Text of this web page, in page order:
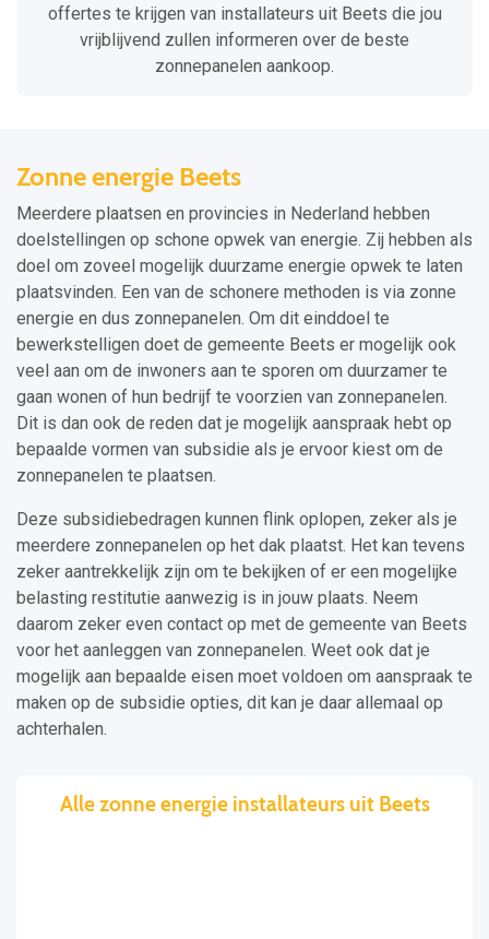
offertes te krijgen van installateurs uit Beets die jou
vrijblijvend zullen informeren over de beste
zonnepanelen aankoop.
Zonne energie Beets
Meerdere plaatsen en provincies in Nederland hebben
doelstellingen op schone opwek van energie. Zij hebben als
doel om zoveel mogelijk duurzame energie opwek te laten
plaatsvinden. Een van de schonere methoden is via zonne
energie en dus zonnepanelen. Om dit einddoel te
bewerkstelligen doet de gemeente Beets er mogelijk ook
veel aan om de inwoners aan te sporen om duurzamer te
gaan wonen of hun bedrijf te voorzien van zonnepanelen.
Dit is dan ook de reden dat je mogelijk aanspraak hebt op
bepaalde vormen van subsidie als je ervoor kiest om de
zonnepanelen te plaatsen.
Deze subsidiebedragen kunnen flink oplopen, zeker als je
meerdere zonnepanelen op het dak plaatst. Het kan tevens
zeker aantrekkelijk zijn om te bekijken of er een mogelijke
belasting restitutie aanwezig is in jouw plaats. Neem
daarom zeker even contact op met de gemeente van Beets
voor het aanleggen van zonnepanelen. Weet ook dat je
mogelijk aan bepaalde eisen moet voldoen om aanspraak te
maken op de subsidie opties, dit kan je daar allemaal op
achterhalen.
Alle zonne energie installateurs uit Beets